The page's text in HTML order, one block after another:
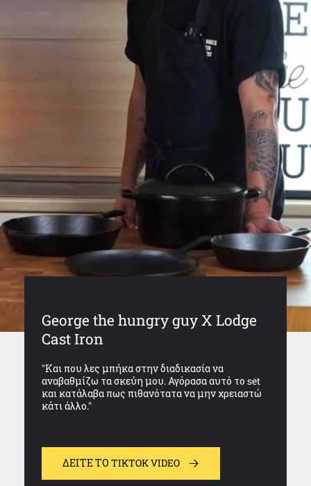
George the hungry guy X Lodge
Cast Iron
"Και που λες μπήκα στην διαδικασία να
αναβαθμίζω τα σκεύη μου. Αγόρασα αυτό το set
και κατάλαβα πως πιθανότατα να μην χρειαστώ
κάτι άλλο."
ΔΕΊΤΕ ΤΟ TIKTOK VIDEO